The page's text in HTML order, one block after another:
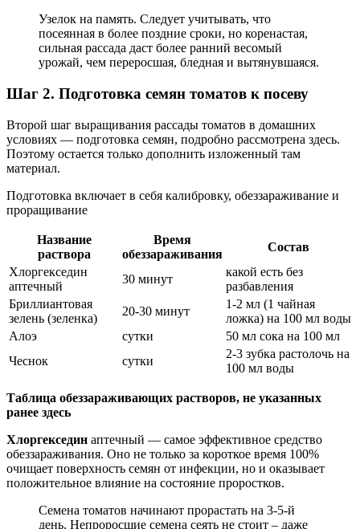
Узелок на память. Следует учитывать, что
посеянная в более поздние сроки, но коренастая,
сильная рассада даст более ранний весомый
урожай, чем переросшая, бледная и вытянувшаяся.
Шаг 2. Подготовка семян томатов к посеву
Второй шаг выращивания рассады томатов в домашних
условиях — подготовка семян, подробно рассмотрена здесь.
Поэтому остается только дополнить изложенный там
материал.
Подготовка включает в себя калибровку, обеззараживание и
проращивание
Название
раствора
Время
обеззараживания
Состав
Хлоргекседин
аптечный
30 минут
какой есть без
разбавления
Бриллиантовая
зелень (зеленка)
20-30 минут
1-2 мл (1 чайная
ложка) на 100 мл воды
Алоэ
сутки
50 мл сока на 100 мл
Чеснок
сутки
2-3 зубка растолочь на
100 мл воды
Таблица обеззараживающих растворов, не указанных
ранее здесь
Хлоргекседин аптечный — самое эффективное средство
обеззараживания. Оно не только за короткое время 100%
очищает поверхность семян от инфекции, но и оказывает
положительное влияние на состояние проростков.
Семена томатов начинают прорастать на 3-5-й
день. Непроросшие семена сеять не стоит – даже